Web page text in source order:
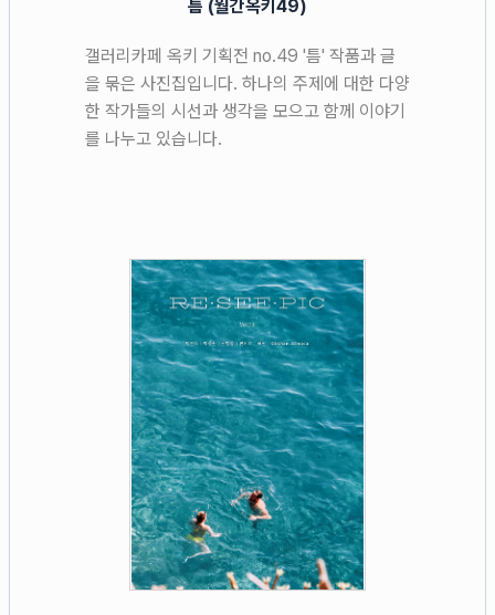
틈 (월간옥키49)
갤러리카페 옥키 기획전 no.49 '틈' 작품과 글
을 묶은 사진집입니다. 하나의 주제에 대한 다양
한 작가들의 시선과 생각을 모으고 함께 이야기
를 나누고 있습니다.